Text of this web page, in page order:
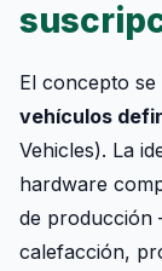
El concepto
vehículos
Vehicles). La
hardware
de producción
calefacción,